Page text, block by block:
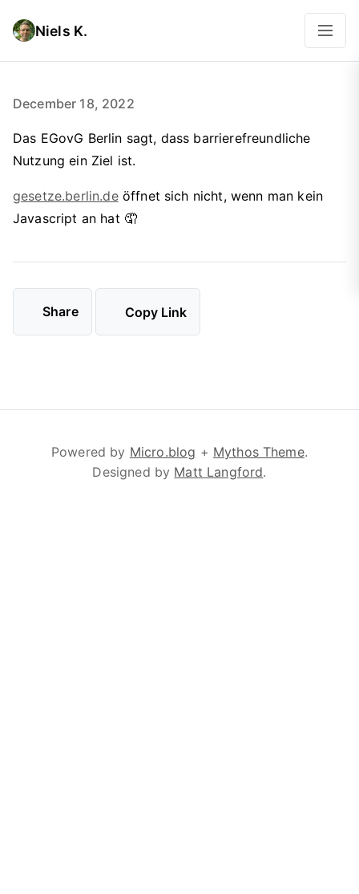
Niels K.
December 18, 2022
Das EGovG Berlin sagt, dass barrierefreundliche
Nutzung ein Ziel ist.
gesetze.berlin.deöffnet sich nicht, wenn man kein
Javascript an hat 🤦
Share Copy Link
Powered by Micro.blog + Mythos Theme.
Designed by Matt Langford.